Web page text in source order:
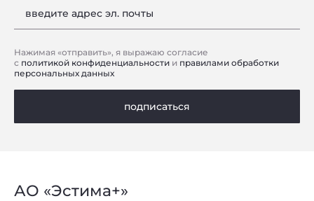
введите адрес эл. почты
Нажимая «отправить», я выражаю согласие
с политикой конфиденциальности и правилами обработки
персональных данных
подписаться
АО «Эстима+»